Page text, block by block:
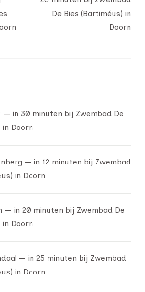
De Bies (Bartiméus) in
Doorn
— in 30 minuten bij Zwembad De
in Doorn
— in 12 minuten bij Zwembad
in Doorn
— in 20 minuten bij Zwembad De
in Doorn
— in 25 minuten bij Zwembad
in Doorn